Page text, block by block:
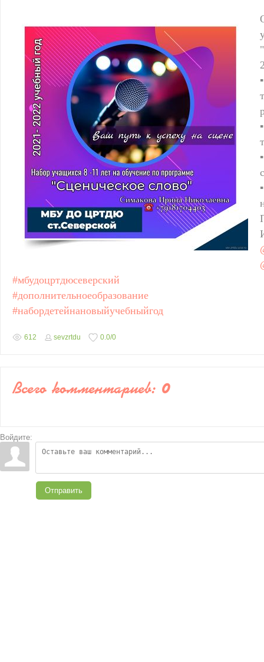
#мбудоцртдюсеверский
#дополнительноеобразование
#набордетейнановыйучебныйгод
612 sevzrtdu 0.0/0
Всего комментариев: 0
Войдите:
Отправить